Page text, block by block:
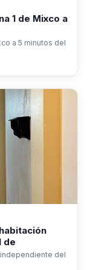
1 de Mixco a
a 5 minutos del
de
del